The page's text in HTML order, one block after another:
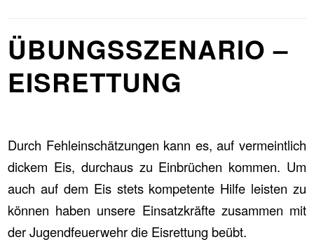
ÜBUNGSSZENARIO –
EISRETTUNG
Durch Fehleinschätzungen kann es, auf vermeintlich
dickem Eis, durchaus zu Einbrüchen kommen. Um
auch auf dem Eis stets kompetente Hilfe leisten zu
können haben unsere Einsatzkräfte zusammen mit
der Jugendfeuerwehr die Eisrettung beübt.